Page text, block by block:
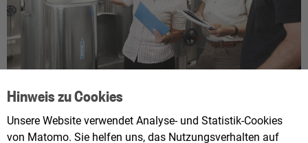
KEA-BW
Hinweis zu Cookies
Unsere Website verwendet Analyse- und Statistik-Cookies
von Matomo. Sie helfen uns, das Nutzungsverhalten auf